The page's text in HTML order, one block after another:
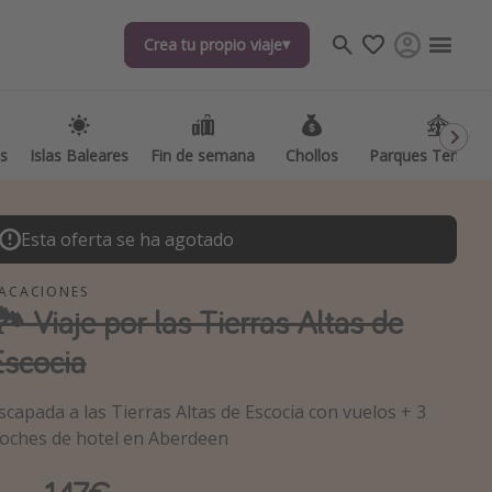
Crea tu propio viaje
Islas Baleares Fin de semana Chollos Parques
Crea tu propio viaje
Islas Baleares Fin de semana Chollos Parques
destinos
Esta oferta se ha agotado
Viaje por las Tierras Altas de
a las Tierras Altas de Escocia con vuelos + 3
de hotel en Aberdeen